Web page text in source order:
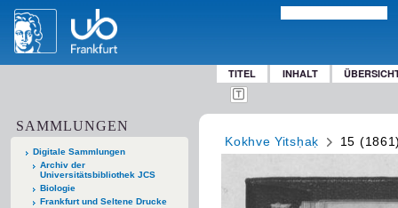
TITEL INHALT
SAMMLUNGEN
Digitale Sammlungen
Archiv der
Universitätsbibliothek JCS
Biologie
Frankfurt und Seltene Drucke
Kokhve Yitsḥaḳ 15